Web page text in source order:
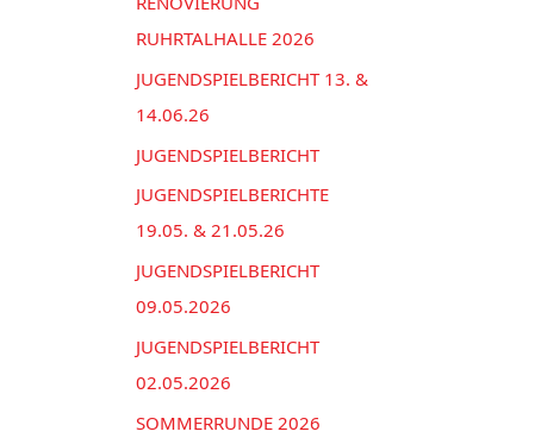
RUHRTALHALLE 2026
JUGENDSPIELBERICHT 13. &
14.06.26
JUGENDSPIELBERICHT
JUGENDSPIELBERICHTE
19.05. & 21.05.26
JUGENDSPIELBERICHT
09.05.2026
JUGENDSPIELBERICHT
02.05.2026
SOMMERRUNDE 2026